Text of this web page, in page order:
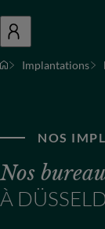
Implantations
NOS
Nos
À